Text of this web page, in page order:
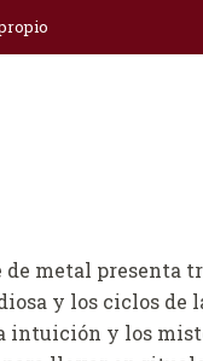
luna
metal presenta
y los ciclos de
intuición y los